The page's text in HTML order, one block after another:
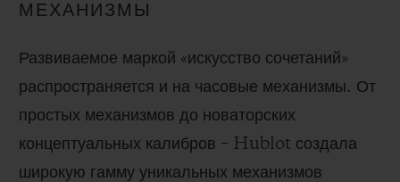
МЕХАНИЗМЫ
Развиваемое маркой «искусство сочетаний»
распространяется и на часовые механизмы. От
простых механизмов до новаторских
концептуальных калибров – Hublot создала
широкую гамму уникальных механизмов